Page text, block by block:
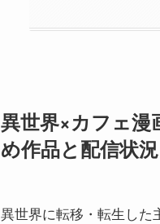
異世界×カフェ
め作品と配信状
異世界に転移・転生した